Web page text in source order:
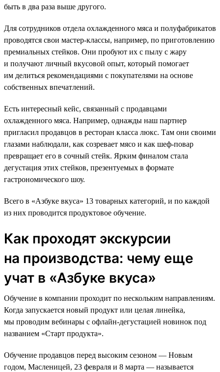
быть в два раза выше другого.
Для сотрудников отдела охлажденного мяса и полуфабрикатов
проводятся свои мастер-классы, например, по приготовлению
премиальных стейков. Они пробуют их с пылу с жару
и получают личный вкусовой опыт, который помогает
им делиться рекомендациями с покупателями на основе
собственных впечатлений.
Есть интересный кейс, связанный с продавцами
охлажденного мяса. Например, однажды наш партнер
пригласил продавцов в ресторан класса люкс. Там они своими
глазами наблюдали, как созревает мясо и как шеф-повар
превращает его в сочный стейк. Ярким финалом стала
дегустация этих стейков, презентуемых в формате
гастрономического шоу.
Всего в «Азбуке вкуса» 13 товарных категорий, и по каждой
из них проводится продуктовое обучение.
Как проходят экскурсии
на производства: чему еще
учат в «Азбуке вкуса»
Обучение в компании проходит по нескольким направлениям.
Когда запускается новый продукт или целая линейка,
мы проводим вебинары с офлайн-дегустацией новинок под
названием «Старт продукта».
Обучение продавцов перед высоким сезоном — Новым
годом, Масленицей, 23 февраля и 8 марта — называется